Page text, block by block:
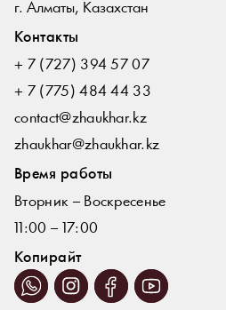
г. Алматы, Казахстан
Контакты
+ 7 (727) 394 57 07
+ 7 (775) 484 44 33
contact@zhaukhar.kz
zhaukhar@zhaukhar.kz
Время работы
Вторник – Воскресенье
11:00 – 17:00
Копирайт